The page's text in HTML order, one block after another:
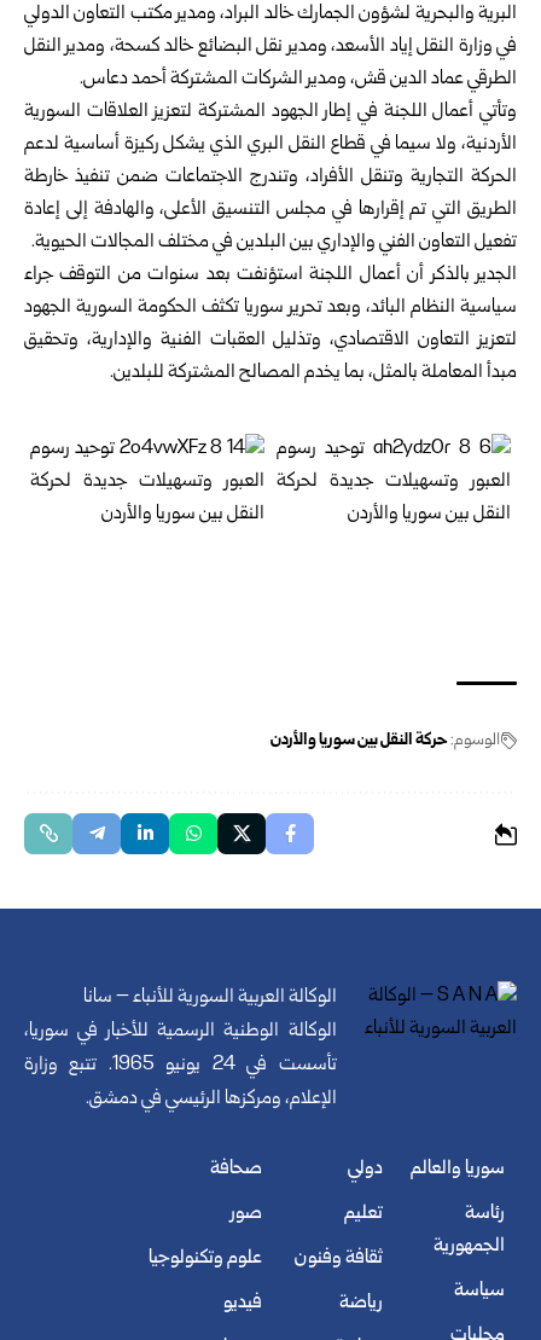
البرية والبحرية لشؤون الجمارك خالد البراد، ومدير مكتب التعاون الدولي
في وزارة النقل إياد الأسعد، ومدير نقل البضائع خالد كسحة، ومدير النقل
الطرقي عماد الدين قش، ومدير الشركات المشتركة أحمد دعاس.
وتأتي أعمال اللجنة في إطار الجهود المشتركة لتعزيز العلاقات السورية
الأردنية، ولا سيما في قطاع النقل البري الذي يشكل ركيزة أساسية لدعم
الحركة التجارية وتنقل الأفراد، وتندرج الاجتماعات ضمن تنفيذ خارطة
الطريق التي تم إقرارها في مجلس التنسيق الأعلى، والهادفة إلى إعادة
تفعيل التعاون الفني والإداري بين البلدين في مختلف المجالات الحيوية.
الجدير بالذكر أن أعمال اللجنة استؤنفت بعد سنوات من التوقف جراء
سياسية النظام البائد، وبعد تحرير سوريا تكثف الحكومة السورية الجهود
لتعزيز التعاون الاقتصادي، وتذليل العقبات الفنية والإدارية، وتحقيق
مبدأ المعاملة بالمثل، بما يخدم المصالح المشتركة للبلدين.
الوسوم:حركة النقل بين سوريا والأردن
الوكالة العربية السورية للأنباء – سانا
الوكالة الوطنية الرسمية للأخبار في سوريا،
تأسست في 24 يونيو 1965. تتبع وزارة
الإعلام، ومركزها الرئيسي في دمشق.
سوريا والعالم
رئاسة
الجمهورية
سياسة
دولي
تعليم
ثقافة وفنون
رياضة
صحافة
صور
علوم وتكنولوجيا
فيديو